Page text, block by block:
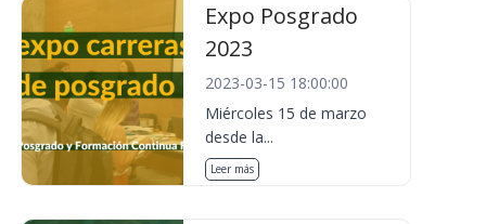
Expo Posgrado
2023
2023-03-15 18:00:00
Miércoles 15 de marzo
desde la...
Leer más